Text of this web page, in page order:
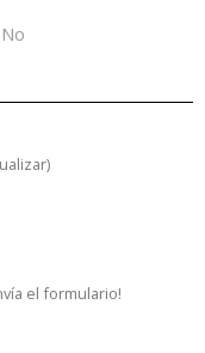
No
)
el formulario!